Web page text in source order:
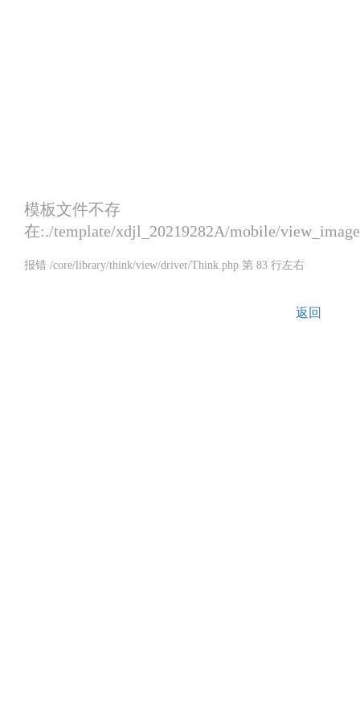
模板文件不存
在:./template/xdjl_20219282A/mobile/
报错 /core/library/think/view/driver/Think.php 第 83 行左右
返回